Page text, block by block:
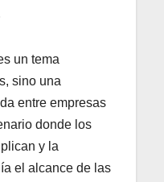
un tema
sino una
entre empresas
donde los
y la
el alcance de las